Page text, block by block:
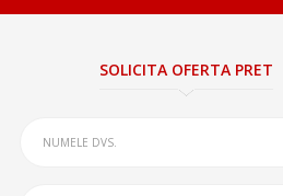
SOLICITA OFERTA PRET